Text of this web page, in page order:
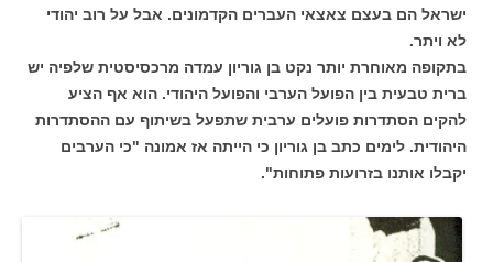
ישראל הם בעצם צאצאי העברים הקדמונים. אבל על רוב יהודי
לא ויתר.
בתקופה מאוחרת יותר נקט בן גוריון עמדה מרכסיסטית שלפיה יש
ברית טבעית בין הפועל הערבי והפועל היהודי. הוא אף הציע
להקים הסתדרות פועלים ערבית שתפעל בשיתוף עם ההסתדרות
היהודית. לימים כתב בן גוריון כי הייתה אז אמונה "כי הערבים
יקבלו אותנו בזרועות פתוחות".